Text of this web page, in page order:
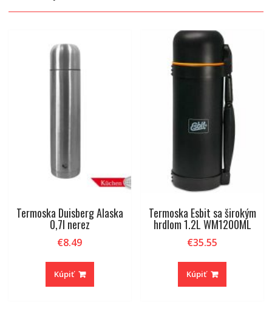
Termoska Duisberg Alaska
0,7l nerez
€8.49
Kúpiť
Termoska Esbit sa širokým
hrdlom 1.2L WM1200ML
€35.55
Kúpiť